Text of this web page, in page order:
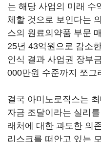
는 해당 사업의 미래 수
체할 것으로 보인다는
스의 원료의약품 부문
25년 43억원으로 감소
인식 결과 사업권 장부
000만원 수준까지 쪼그
결국 아미노로직스는
자금 조달이라는 실리
래처에 대한 과도한 의
리스크를 떠안고 있는